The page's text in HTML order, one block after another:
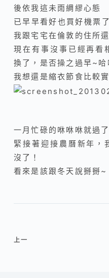
後依我這未雨綢繆心態
已早早看好也買好機票
我跟宅宅在倫敦的住所
現在有事沒事已經再看
換了 ， 是否操之過早~哈
我想還是縮衣節食比較
一月忙碌的咻咻咻就過
緊接著迎接農曆新年，
沒了！
看來是該跟冬天說掰掰~
上一